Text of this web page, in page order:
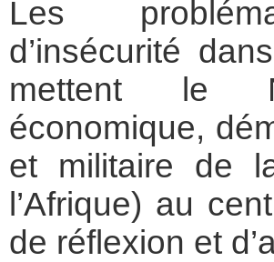
Les
d’insécurité
mettent le
économique,
et militaire de
l’Afrique) au
de réflexion et